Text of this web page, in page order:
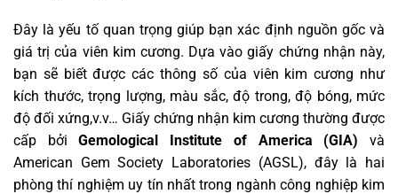
Đây là yếu tố quan trọng giúp bạn xác định nguồn gốc và
giá trị của viên kim cương. Dựa vào giấy chứng nhận này,
bạn sẽ biết được các thông số của viên kim cương như
kích thước, trọng lượng, màu sắc, độ trong, độ bóng, mức
độ đối xứng,v.v… Giấy chứng nhận kim cương thường được
cấp bởiGemological Institute of America (GIA) và
American Gem Society Laboratories (AGSL), đây là hai
phòng thí nghiệm uy tín nhất trong ngành công nghiệp kim